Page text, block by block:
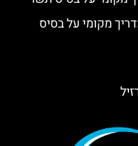
מקומי על בסיס